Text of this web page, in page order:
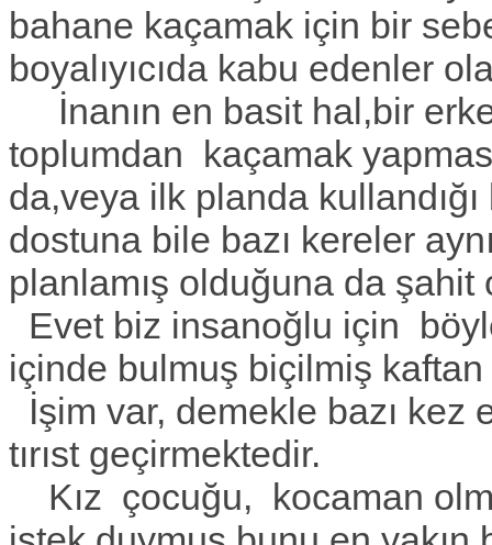
bahane kaçamak için bir
boyalıyıcıda kabu edenler
İnanın en basit hal,bir
toplumdan kaçamak
da,veya ilk planda
dostuna bile bazı kereler
planlamış olduğuna da şahit
Evet biz insanoğlu için
içinde bulmuş biçilmiş
İşim var, demekle bazı
tırıst geçirmektedir.
Kız çocuğu, kocaman